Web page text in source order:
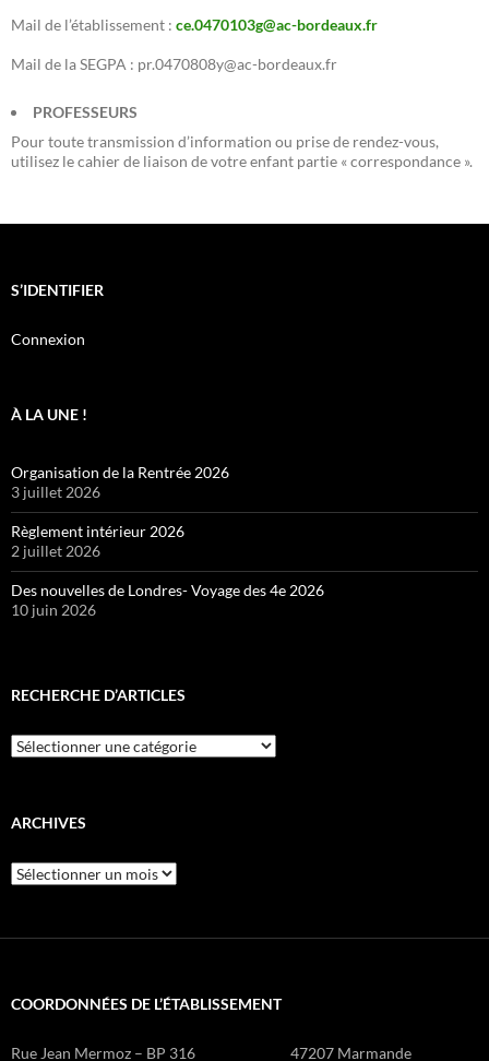
Mail de l’établissement : ce.0470103g@ac-bordeaux.fr
Mail de la SEGPA : pr.0470808y@ac-bordeaux.fr
PROFESSEURS
Pour toute transmission d’information ou prise de rendez-vous,
utilisez le cahier de liaison de votre enfant partie « correspondance ».
S’IDENTIFIER
Connexion
À LA UNE !
Organisation de la Rentrée 2026
3 juillet 2026
Règlement intérieur 2026
2 juillet 2026
Des nouvelles de Londres- Voyage des 4e 2026
10 juin 2026
RECHERCHE D’ARTICLES
Recherche
d’articles
ARCHIVES
Archives
COORDONNÉES DE L’ÉTABLISSEMENT
Rue Jean Mermoz – BP 316 47207 Marmande